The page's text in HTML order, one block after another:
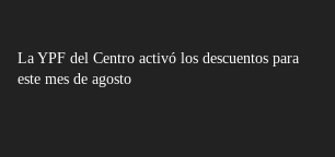
La YPF del Centro activó los descuentos para
este mes de agosto